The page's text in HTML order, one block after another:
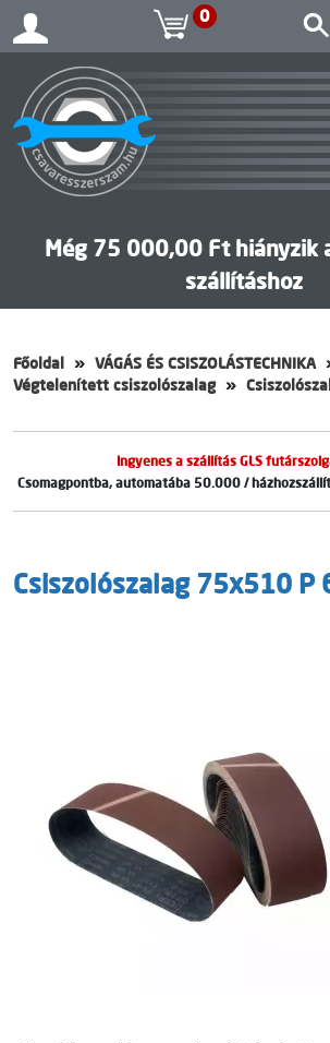
0
Még 75 000,00 Ft hiányzik
szállításhoz
Főoldal
VÁGÁS ÉS CSISZOLÁSTECHNIKA
Végtelenített csiszolószalag
Ingyenes a szállítás GLS
Csomagpontba, automatába 50.000 /
Csiszolószalag 75x510 P